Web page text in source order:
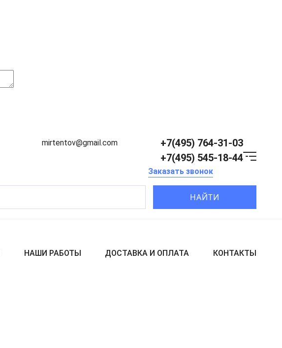
mirtentov@gmail.com
+7(495) 764-31-03
+7(495) 545-18-44
Заказать звонок
НАЙТИ
НАШИ РАБОТЫ ДОСТАВКА И ОПЛАТА КОНТАКТЫ